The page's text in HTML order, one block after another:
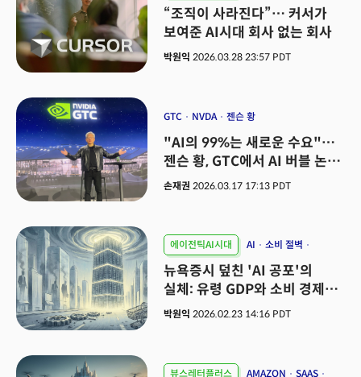
바이브 코딩
“조직이 사라진다”… 커서가
보여준 AI시대 회사 없는 회사
박원익 2026.03.28 23:57 PDT
GTC NVDA 젠슨 황
"AI의 99%는 새로운 수요"…
젠슨 황, GTC에서 AI 버블 논쟁
끝내다
손재권 2026.03.17 17:13 PDT
에이전틱AI시대 AI
소비 절벽
화이트칼라
뉴욕증시 덮친 'AI 공포'의
실체: 유령 GDP와 소비 경제
붕괴 시나리오
박원익 2026.02.23 14:16 PDT
뷰스레터플러스 AMAZON
SAAS